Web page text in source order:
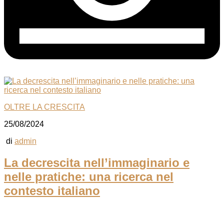
OLTRE LA CRESCITA
25/08/2024
di admin
La decrescita nell’immaginario e
nelle pratiche: una ricerca nel
contesto italiano